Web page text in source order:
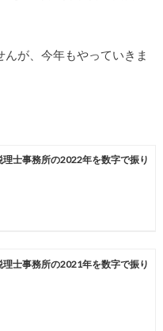
が、今年もやっていきま
理士事務所の2022年を数字で振り
理士事務所の2021年を数字で振り